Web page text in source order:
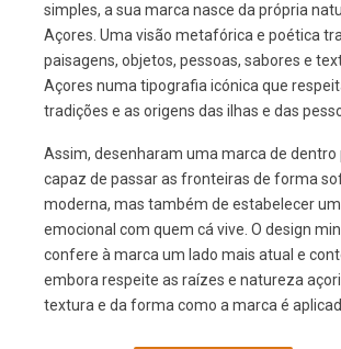
simples, a sua marca nasce da própria
Açores. Uma visão metafórica e poética
paisagens, objetos, pessoas, sabores e
Açores numa tipografia icónica que
tradições e as origens das ilhas e das
Assim, desenharam uma marca de dentro
capaz de passar as fronteiras de forma
moderna, mas também de estabelecer
emocional com quem cá vive. O design
confere à marca um lado mais atual e
embora respeite as raízes e natureza
textura e da forma como a marca é